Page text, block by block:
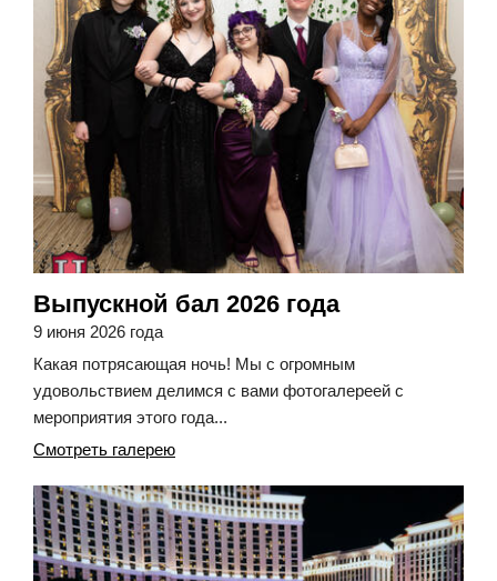
Выпускной бал 2026 года
9 июня 2026 года
Какая потрясающая ночь! Мы с огромным
удовольствием делимся с вами фотогалереей с
мероприятия этого года...
Смотреть галерею